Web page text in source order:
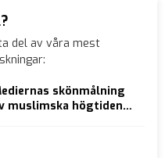
del av våra mest
skönmålning
muslimska högtiden: